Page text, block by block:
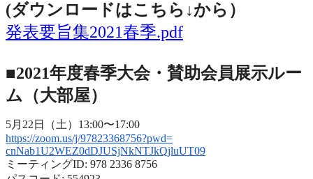
(ダウンロードはこちら↓から ）
発表要旨集2021春季.pdf
■2021年度春季大会・賛助会員展示ルー
ム（大部屋）
5月22日（土）13:00〜17:00
https://zoom.us/j/97823368756?pwd=
cnNab1U2WEZ0dDJUSjNkNTJkQjluUT09
ミーティングID: 978 2336 8756